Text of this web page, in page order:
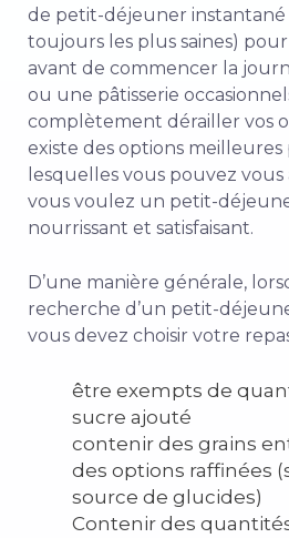
de petit-déjeuner instantané
toujours les plus saines)
avant de commencer la
ou une pâtisserie
complètement dérailler vos
existe des options
lesquelles vous pouvez
vous voulez un petit-
nourrissant et satisfaisant.
D’une manière générale,
recherche d’un petit-
vous devez choisir votre
être exempts de
sucre ajouté
contenir des grains
des options raffinées
source de glucides)
Contenir des